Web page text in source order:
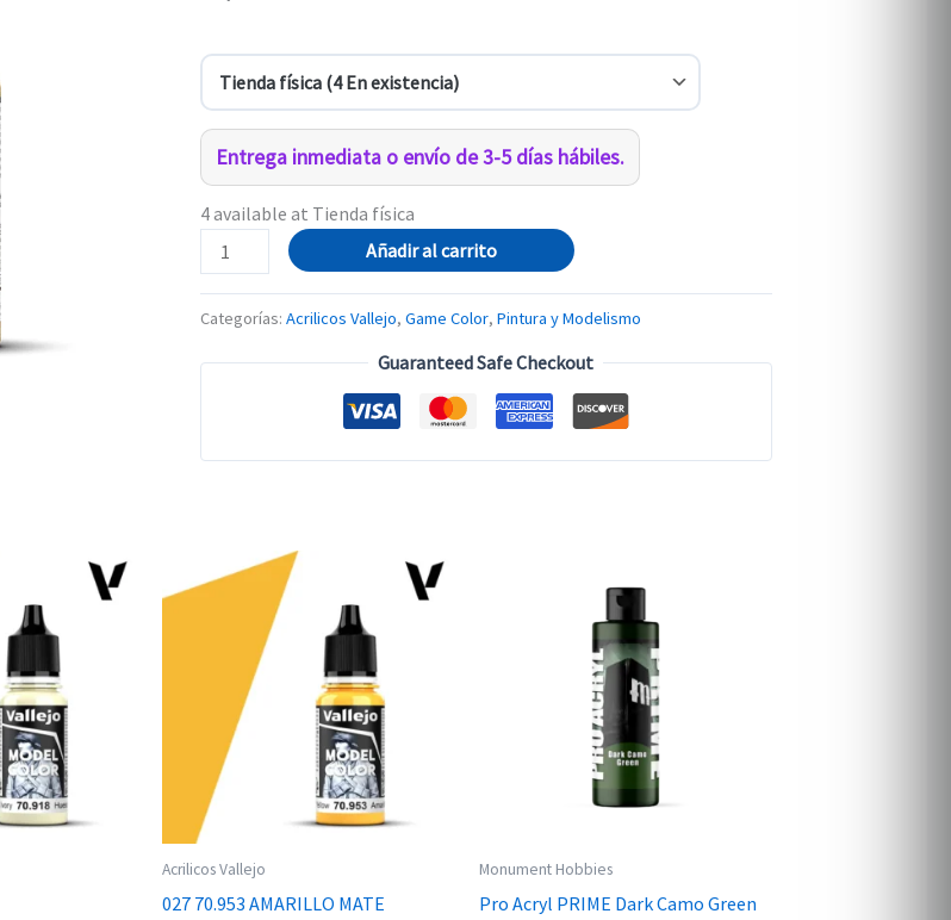
Entrega inmediata o envío de 3-5 días hábiles.
4 available at Tienda física
72.611
MUSGO
cantidad
Añadir al carrito
Categorías: Acrilicos Vallejo, Game Color, Pintura y Modelismo
Guaranteed Safe Checkout
Acrilicos Vallejo
027 70.953 AMARILLO MATE
Monument Hobbies
Pro Acryl PRIME Dark Camo Green